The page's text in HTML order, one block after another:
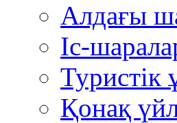
Алдағы
Іс-
Туристік
Қонақ